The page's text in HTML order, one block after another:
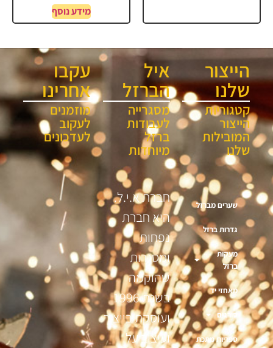
מידע נוסף
הייצור
שלנו
קטגוריות
הייצור
המובילות
שלנו
שערים מברזל
גדרות ברזל
מעקות
ברזל
מאחזי יד
סורגים
ספריות מתכת
איל
הברזל
מסגרייה
לעבודות
ברזל
מיוחדות
חברת א.י.ל.
היא חברת
נפחות
ומסגרות
שהוקמה
בשנת 1996
ועוסקת בייצור
ועיצוב על
עקבו
אחרינו
מוזמנים
לעקוב
לעדכונים